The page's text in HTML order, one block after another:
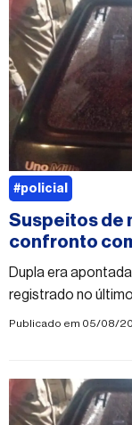
Suspeitos de
confronto
Dupla era
registrado no
apreendidas
Publicado em 05/08/
#policial